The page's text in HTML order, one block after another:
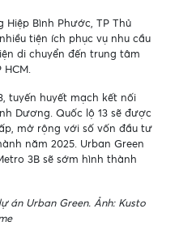
Bình Phước, TP Thủ
tiện ích phục vụ nhu cầu
di chuyển đến trung tâm
HCM.
tuyến huyết mạch kết nối
Dương. Quốc lộ 13 sẽ được
mở rộng với số vốn đầu tư
năm 2025. Urban Green
3B sẽ sớm hình thành
án Urban Green. Ảnh: Kusto